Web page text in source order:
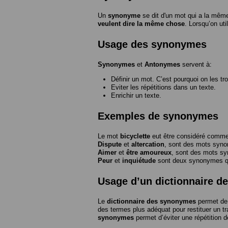
Un synonyme se dit d'un mot qui a la
veulent dire la même chose . Lorsqu’on
Usage des synonymes
Synonymes et Antonymes servent à:
Définir un mot. C’est pourquoi on les
Eviter les répétitions dans un texte.
Enrichir un texte.
Exemples de synonymes
Le mot bicyclette eut être considéré
Dispute et altercation , sont des mots
Aimer et être amoureux , sont des mots
Peur et inquiétude sont deux synonymes
Usage d’un dictionnaire
Le dictionnaire des synonymes permet
des termes plus adéquat pour restituer un
synonymes permet d’éviter une répétition